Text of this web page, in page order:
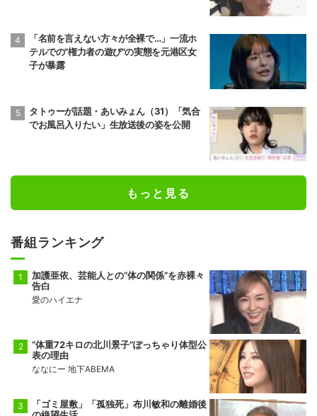
「名前を言えない方々が全裸で…」一流ホ
テルでの"権力者の遊び"の実態を元港区女
子が暴露
タトゥーが話題・あいみょん（31）「気合
でお風呂入りたい」生放送後の姿を公開
もっと見る
番組ランキング
加護亜依、芸能人との“体の関係”を赤裸々
告白
愛のハイエナ
“体重72キロの北川景子”ぽっちゃり体型公
表の理由
ななにー 地下ABEMA
「ゴミ屋敷」「孤独死」布川敏和の離婚後